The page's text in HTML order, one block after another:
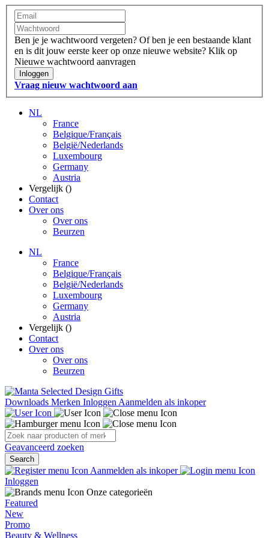
Ben je je wachtwoord vergeten? Of ben je een bestaande klant
en is dit jouw eerste keer op onze nieuwe website? Klik op
Nieuwe wachtwoord aanvragen
Inloggen
Vraag nieuw wachtwoord aan
NL
France
Belgique/Français
België/Nederlands
Luxembourg
Germany
Austria
Vergelijk ()
Contact
Over ons
Over ons
Beurzen
NL
France
Belgique/Français
België/Nederlands
Luxembourg
Germany
Austria
Vergelijk ()
Contact
Over ons
Over ons
Beurzen
Downloads Merken Inloggen Aanmelden als inkoper
Geavanceerd zoeken
Search
Aanmelden als inkoper
Inloggen
Onze categorieën
Featured
New
Promo
Beauty & Wellness